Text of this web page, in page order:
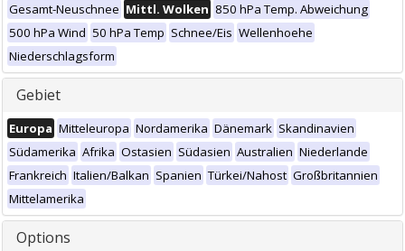
Gesamt-Neuschnee Mittl. Wolken 850 hPa Temp. Abweichung
500 hPa Wind 50 hPa Temp Schnee/Eis Wellenhoehe
Niederschlagsform
Gebiet
Europa Mitteleuropa Nordamerika Dänemark Skandinavien
Südamerika Afrika Ostasien Südasien Australien Niederlande
Frankreich Italien/Balkan Spanien Türkei/Nahost Großbritannien
Mittelamerika
Options